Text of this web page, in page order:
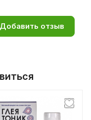
Добавить отзыв